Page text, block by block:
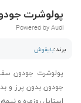
پولوشرت
Powered by Audi
برند :بایقوش
جودون بدون پرز و
استایل روزمره و